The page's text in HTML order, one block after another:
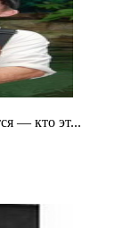
— кто эт...